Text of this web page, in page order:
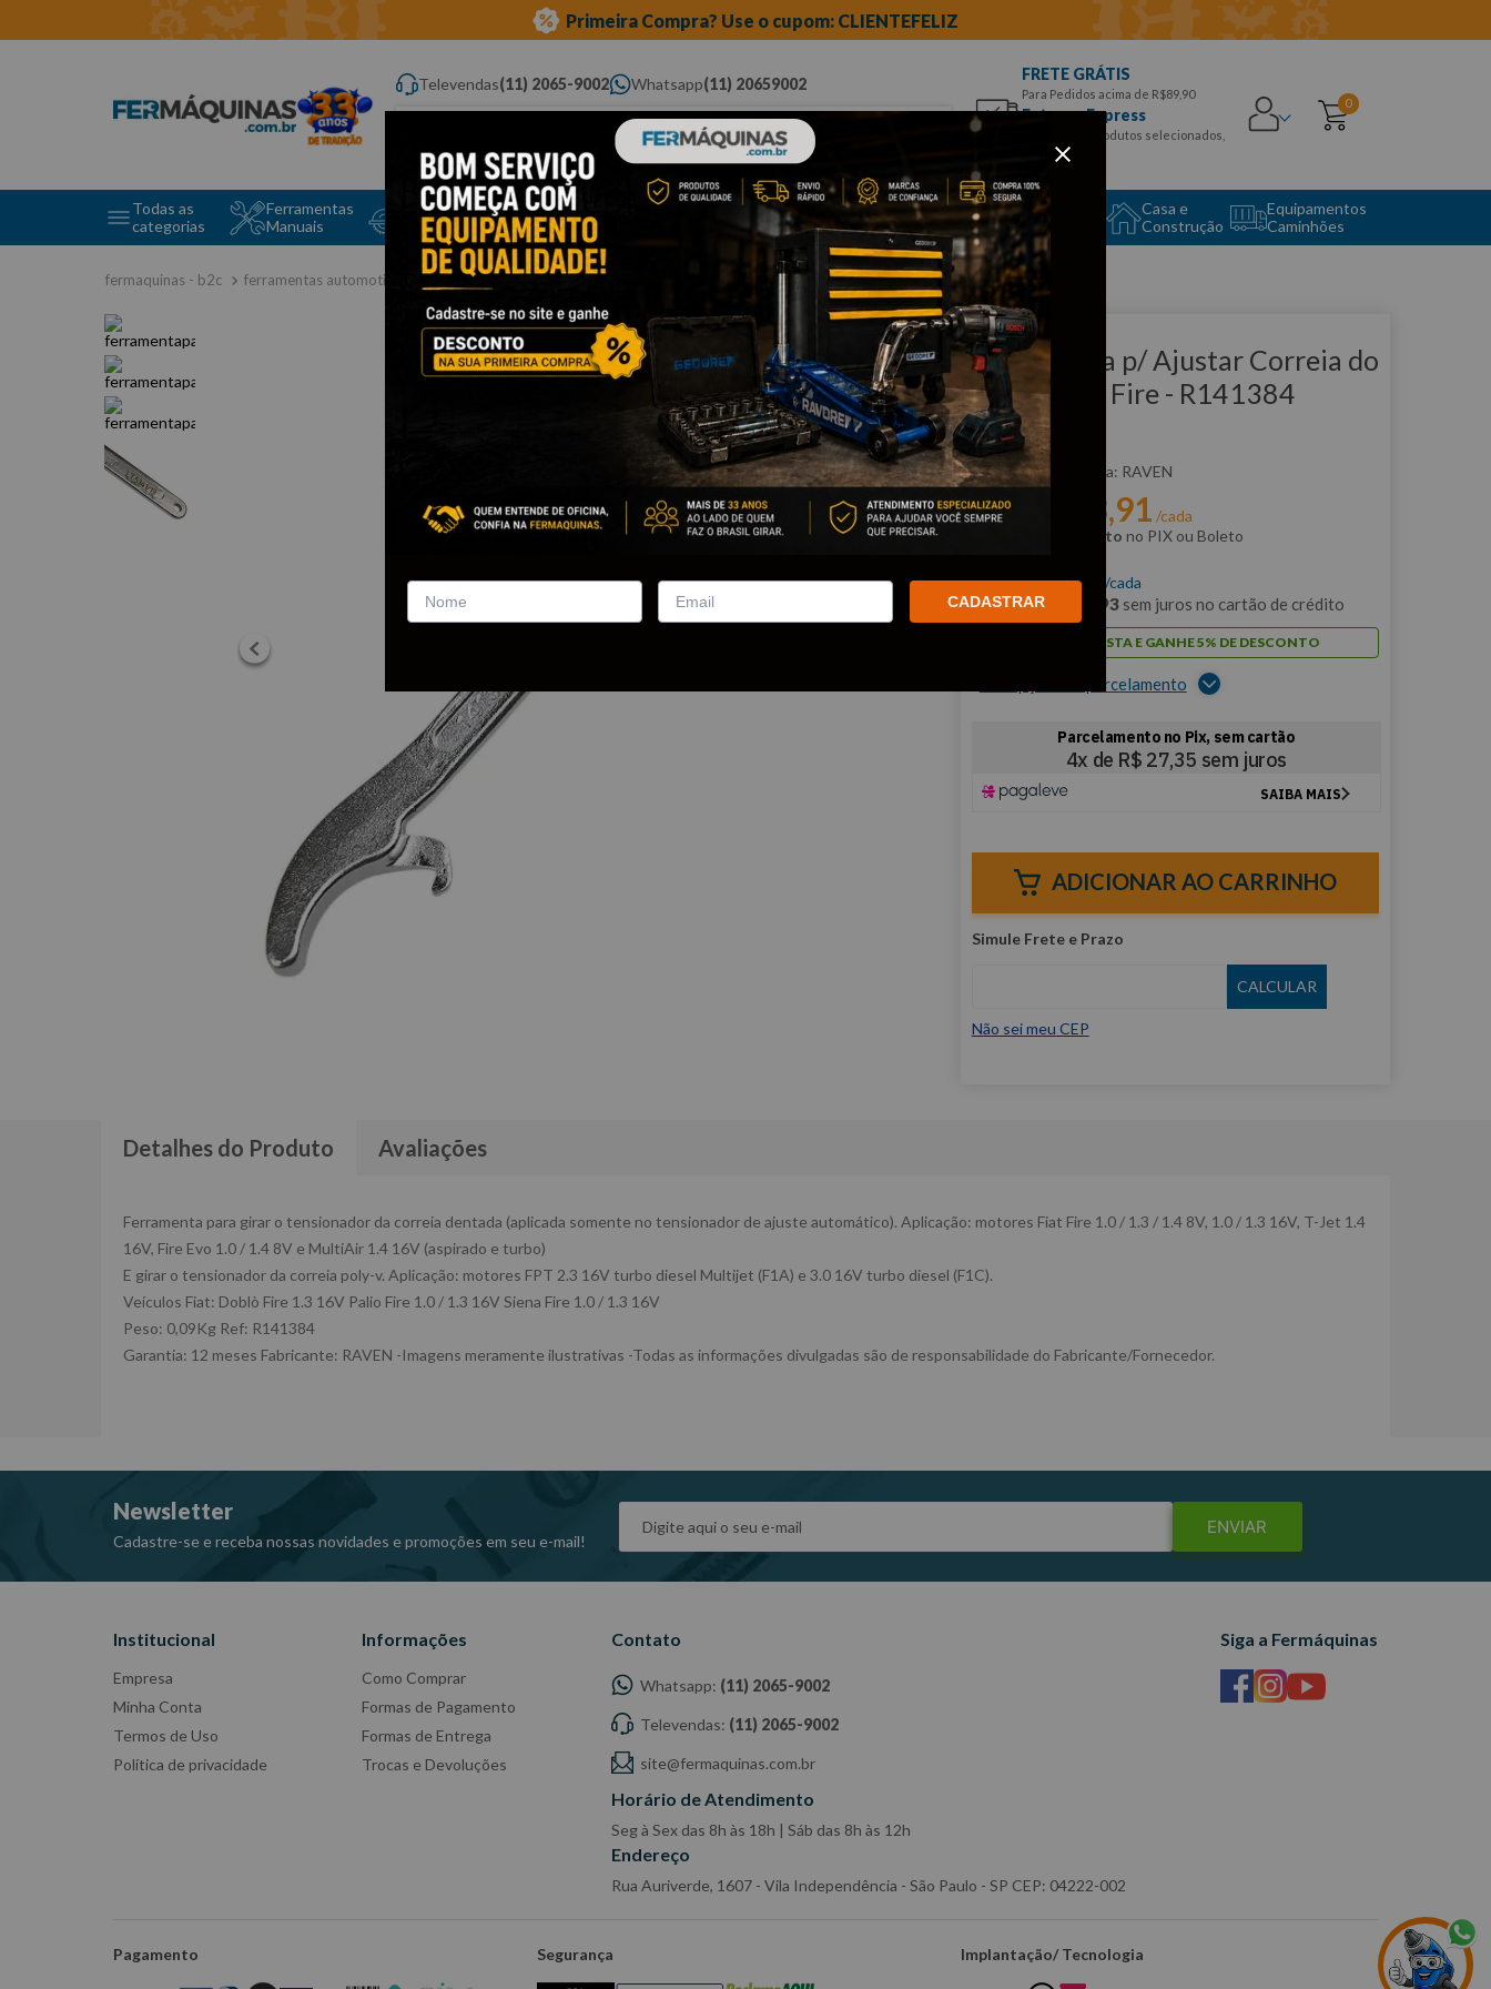
Primeira Compra? Use o cupom: CLIENTEFELIZ
Televendas(11) 2065-9002 Whatsapp(11) 20659002
Digite aqui o que você procura...
FRETE GRÁTIS
Para Pedidos acima de R$89,90
Entrega Express
para CEPS e produtos selecionados,
Aproveite!
0
Todas as
categorias
Ferramentas
Manuais
Ferramentas Elétricas
e Máquinas
Ferramentas
Ferramentas
Automotivas Especiais
Equipamento
Auto Center
Casa e
Construção
Equipamentos
Caminhões
ferramentas automotivas especiais linha fiat motor e câmbio
Clique e veja!
Ferramenta p/ Ajustar Correia do
Motor Fiat Fire - R141384
RAVEN
:R141384 RAVEN
Por:R$ 103,91 /cada
5% de desconto no PIX ou Boleto
R$109,38 /cada
Em10x de 93sem juros no cartão de crédito
PAGUE À VISTA E GANHE 5% DE DESCONTO
Ver opções de parcelamento
ADICIONAR AO CARRINHO
Não sei meu CEP
Detalhes do Produto Avaliações
Ferramenta para girar o tensionador da correia dentada (aplicada somente no tensionador de ajuste automático). Aplicação: motores Fiat Fire 1.0 / 1.3 / 1.4 8V, 1.0 / 1.3 16V, T-Jet 1.4
16V, Fire Evo 1.0 / 1.4 8V e MultiAir 1.4 16V (aspirado e turbo)
E girar o tensionador da correia poly-v. Aplicação: motores FPT 2.3 16V turbo diesel Multijet (F1A) e 3.0 16V turbo diesel (F1C).
Veículos Fiat: Doblò Fire 1.3 16V Palio Fire 1.0 / 1.3 16V Siena Fire 1.0 / 1.3 16V
Peso: 0,09Kg Ref: R141384
Garantia: 12 meses Fabricante: RAVEN -Imagens meramente ilustrativas -Todas as informações divulgadas são de responsabilidade do Fabricante/Fornecedor.
Newsletter
Cadastre-se e receba nossas novidades e promoções em seu e-mail!
ENVIAR
Institucional
Empresa
Minha Conta
Termos de Uso
Política de privacidade
Informações
Como Comprar
Formas de Pagamento
Formas de Entrega
Trocas e Devoluções
Contato
Whatsapp: (11) 2065-9002
Televendas: (11) 2065-9002
site@fermaquinas.com.br
Horário de Atendimento
Seg à Sex das 8h às 18h | Sáb das 8h às 12h
Endereço
Rua Auriverde, 1607 - Vila Independência - São Paulo - SP CEP: 04222-002
Siga a Fermáquinas
Pagamento Segurança Implantação/ Tecnologia
CADASTRAR